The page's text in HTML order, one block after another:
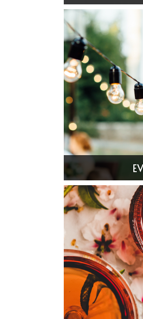
Château de
Château de Rosieres
Château de Sauge
Château de
Château de Thuries
Château De Pican
Château des Lys
Château des Vieilles
Château du Bailleul
Château du Doux
Château du Puits es
Château Flore
Château Gioux
Château La Briance